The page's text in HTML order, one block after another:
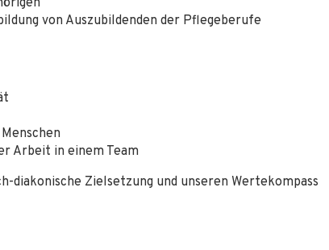
von Auszubildenden der Pflegeberufe
Arbeit in einem Team
diakonische Zielsetzung und unseren Wertekompass